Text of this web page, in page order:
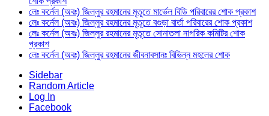
লেঃ কর্নেল (অবঃ) জিল্লুর রহমানের মৃতূতে মার্ভেল বিডি পরিবারের শোক প্রকাশ
লেঃ কর্নেল (অবঃ) জিল্লুর রহমানের মৃতূতে বগুড়া বার্তা পরিবারের শোক প্রকাশ
লেঃ কর্নেল (অবঃ) জিল্লুর রহমানের মৃতূতে সোনাতলা নাগরিক কমিটির শোক
প্রকাশ
লেঃ কর্নেল (অবঃ) জিল্লুর রহমানের জীবনাবসানঃ বিভিন্ন মহলের শোক
Sidebar
Random Article
Log In
Facebook